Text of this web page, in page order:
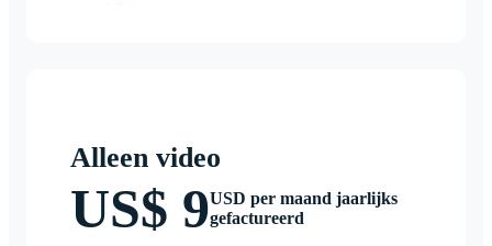
Alleen video
US$ 9USD per maand jaarlijks
gefactureerd